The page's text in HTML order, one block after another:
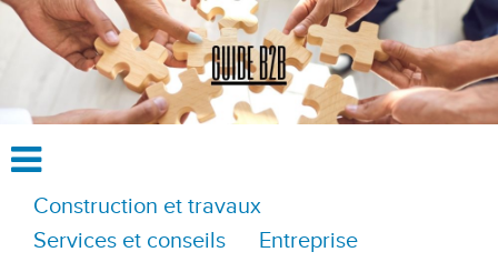
Construction et travaux
Services et conseils
Entreprise